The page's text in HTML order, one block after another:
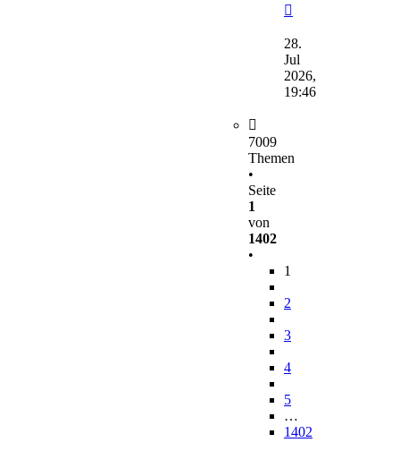
Beitrag
28.
Jul
2026,
19:46
7009
Themen
•
Seite
1
von
1402
•
1
2
3
4
5
…
1402